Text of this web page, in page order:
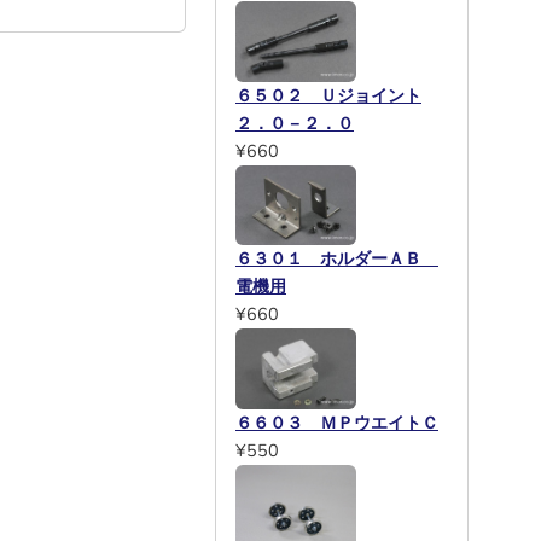
６５０２ Ｕジョイント
２．０－２．０
¥660
６３０１ ホルダーＡＢ
電機用
¥660
６６０３ ＭＰウエイトＣ
¥550